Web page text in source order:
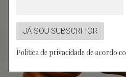
JÁ SOU SUBSCRITOR
Politica de privacidade de acordo